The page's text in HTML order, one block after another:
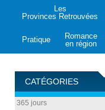
Les
Provinces Retrouvées
Pratique
Romance
en région
CATÉGORIES
365 jours